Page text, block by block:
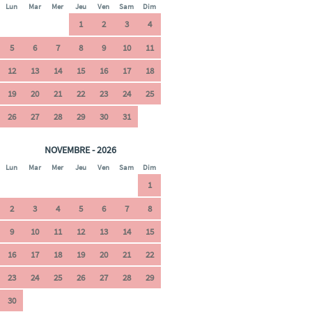
Lun Mar Mer Jeu Ven Sam Dim
1 2 3
4
5
6 7 8 9 10
11
12
13 14 15 16 17
18
19
20 21 22 23 24
25
26
27 28 29 30 31
NOVEMBRE - 2026
Lun Mar Mer Jeu Ven Sam Dim
1
2
3 4 5 6 7
8
9
10 11 12 13 14
15
16
17 18 19 20 21
22
23
24 25 26 27 28
29
30